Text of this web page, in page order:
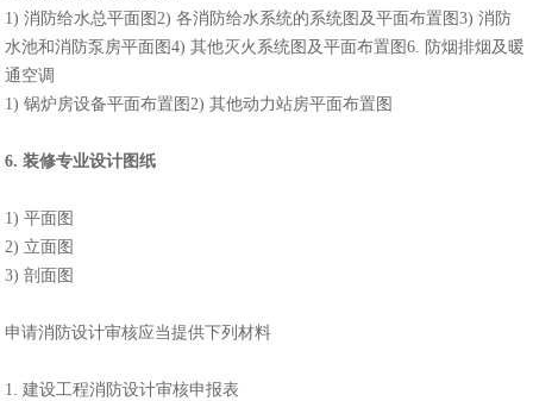
1) 消防给水总平面图2) 各消防给水系统的系统图及平面布置图3) 消防
水池和消防泵房平面图4) 其他灭火系统图及平面布置图6. 防烟排烟及暖
通空调
1) 锅炉房设备平面布置图2) 其他动力站房平面布置图
6. 装修专业设计图纸
1) 平面图
2) 立面图
3) 剖面图
申请消防设计审核应当提供下列材料
1. 建设工程消防设计审核申报表